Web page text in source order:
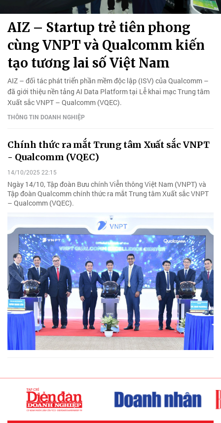
AIZ – Startup trẻ tiên phong
cùng VNPT và Qualcomm kiến
tạo tương lai số Việt Nam
AIZ – đối tác phát triển phần mềm độc lập (ISV) của Qualcomm –
đã giới thiệu nền tảng AI Data Platform tại Lễ khai mạc Trung tâm
Xuất sắc VNPT – Qualcomm (VQEC).
THÔNG TIN DOANH NGHIỆP
Chính thức ra mắt Trung tâm Xuất sắc VNPT
- Qualcomm (VQEC)
14/10/2025 22:15
Ngày 14/10, Tập đoàn Bưu chính Viễn thông Việt Nam (VNPT) và
Tập đoàn Qualcomm chính thức ra mắt Trung tâm Xuất sắc VNPT
– Qualcomm (VQEC).